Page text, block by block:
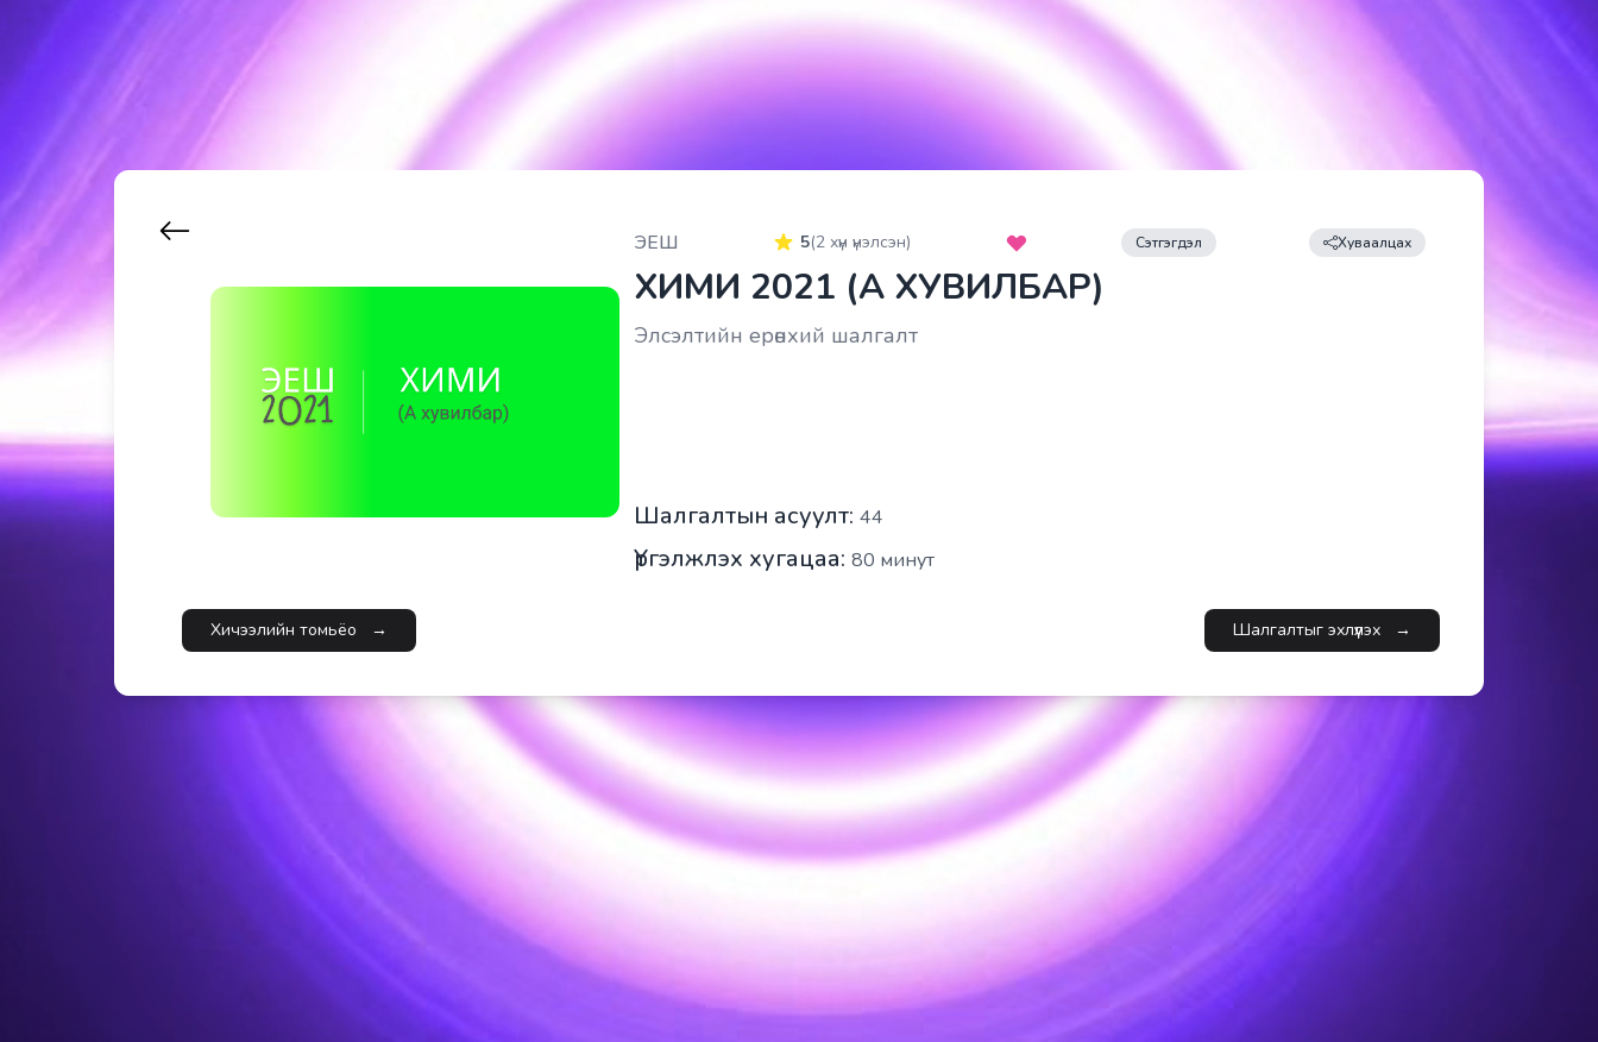
ЭЕШ 5(2 хүн үнэлсэн) Сэтгэгдэл Хуваалцах
ХИМИ 2021 (A ХУВИЛБАР)
Элсэлтийн ерөнхий шалгалт
Шалгалтын асуулт: 44
Үргэлжлэх хугацаа: 80 минут
Хичээлийн томьёо → Шалгалтыг эхлүүлэх →